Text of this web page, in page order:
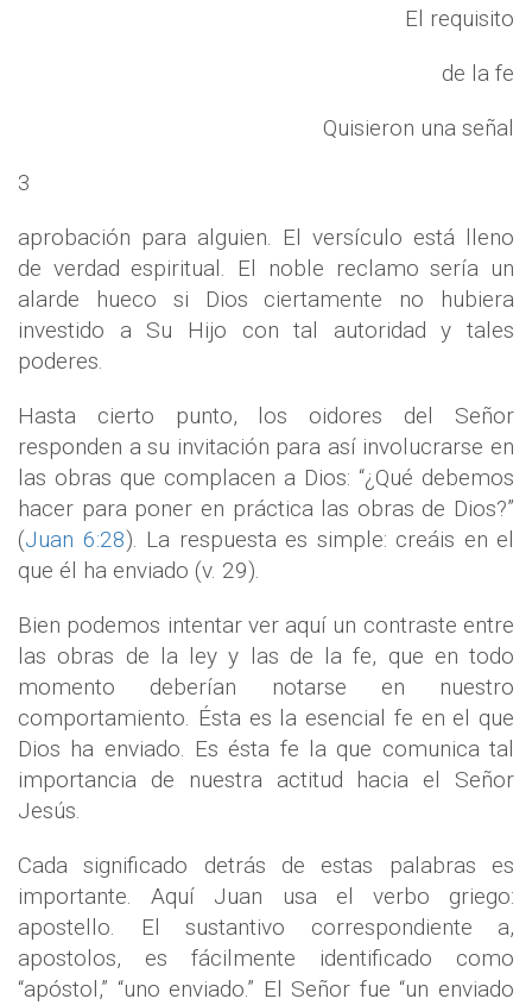
El requisito
de la fe
Quisieron una señal
3
aprobación para alguien. El versículo está lleno
de verdad espiritual. El noble reclamo sería un
alarde hueco si Dios ciertamente no hubiera
investido a Su Hijo con tal autoridad y tales
poderes.
Hasta cierto punto, los oidores del Señor
responden a su invitación para así involucrarse en
las obras que complacen a Dios: “¿Qué debemos
hacer para poner en práctica las obras de Dios?”
(Juan 6:28). La respuesta es simple: creáis en el
que él ha enviado (v. 29).
Bien podemos intentar ver aquí un contraste entre
las obras de la ley y las de la fe, que en todo
momento deberían notarse en nuestro
comportamiento. Ésta es la esencial fe en el que
Dios ha enviado. Es ésta fe la que comunica tal
importancia de nuestra actitud hacia el Señor
Jesús.
Cada significado detrás de estas palabras es
importante. Aquí Juan usa el verbo griego:
apostello. El sustantivo correspondiente a,
apostolos, es fácilmente identificado como
“apóstol,” “uno enviado.” El Señor fue “un enviado